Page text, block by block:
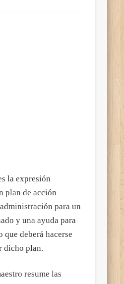
la expresión
plan de acción
para un
y una ayuda para
deberá hacerse
dicho plan.
resume las